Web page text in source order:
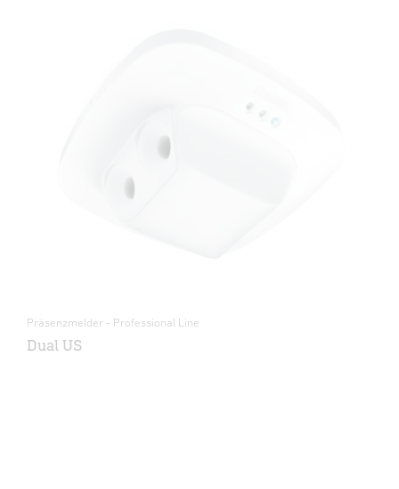
Präsenzmelder - Professional Line
Dual US